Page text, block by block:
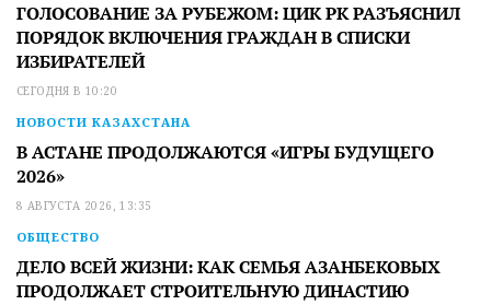
ГОЛОСОВАНИЕ ЗА РУБЕЖОМ: ЦИК РК РАЗЪЯСНИЛ
ПОРЯДОК ВКЛЮЧЕНИЯ ГРАЖДАН В СПИСКИ
ИЗБИРАТЕЛЕЙ
СЕГОДНЯ В 10:20
НОВОСТИ КАЗАХСТАНА
В АСТАНЕ ПРОДОЛЖАЮТСЯ «ИГРЫ БУДУЩЕГО
2026»
8 АВГУСТА 2026, 13:35
ОБЩЕСТВО
ДЕЛО ВСЕЙ ЖИЗНИ: КАК СЕМЬЯ АЗАНБЕКОВЫХ
ПРОДОЛЖАЕТ СТРОИТЕЛЬНУЮ ДИНАСТИЮ